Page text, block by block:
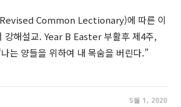
Revised Common Lectionary)에 따른 이
강해설교. Year B Easter 부활후 제4주,
는 양들을 위하여 내 목숨을 버린다.”
5월 1, 2020